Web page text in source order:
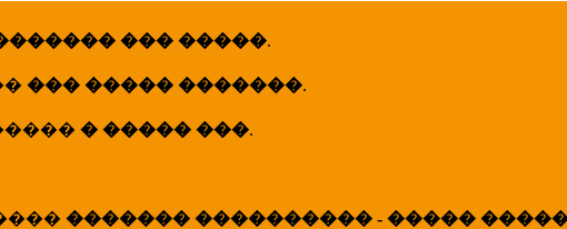
��� �����.
��� ����� �������.
� ����� ���.
������� ���������� - �����